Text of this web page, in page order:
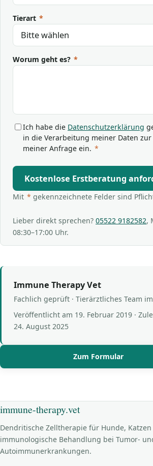
Tierart *
Worum geht es? *
Ich habe die Datenschutzerklärung
in die Verarbeitung meiner Daten
meiner Anfrage ein. *
Kostenlose Erstberatung
Mit * gekennzeichnete Felder sind
Lieber direkt sprechen? 05522 9182582,
08:30–17:00 Uhr.
Immune Therapy Vet
Fachlich geprüft · Tierärztliches Team
Veröffentlicht am 19. Februar 2019 ·
24. August 2025
Zum Formular
immune-therapy.vet
Dendritische Zelltherapie für Hunde,
immunologische Behandlung bei Tumor-
Autoimmunerkrankungen.